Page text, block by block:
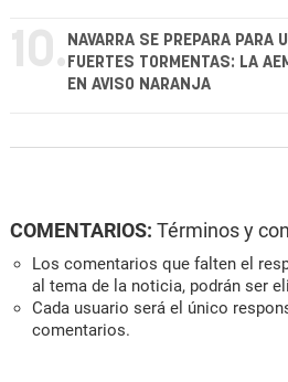
10. NAVARRA SE PREPARA PARA
FUERTES TORMENTAS: LA
EN AVISO NARANJA
COMENTARIOS: Términos y
Los comentarios que falten el
al tema de la noticia, podrán ser
Cada usuario será el único
comentarios.